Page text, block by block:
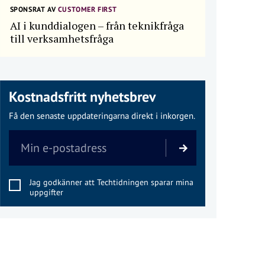
SPONSRAT AVCUSTOMER FIRST
AI i kunddialogen – från teknikfråga
till verksamhetsfråga
Kostnadsfritt nyhetsbrev
Få den senaste uppdateringarna direkt i inkorgen.
Jag godkänner att Techtidningen sparar mina
uppgifter